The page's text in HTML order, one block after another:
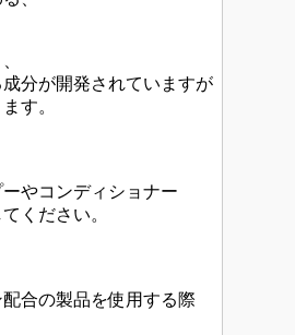
分が開発されていますが
す。
やコンディショナー
ください。
合の製品を使用する際